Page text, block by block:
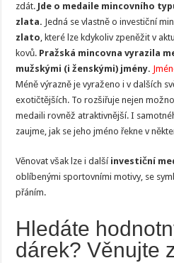
zdát. Jde o medaile mincovního
zlata. Jedná se vlastně o investiční
zlato, které lze kdykoliv zpeněžit v
kovů. Pražská mincovna vyrazila
mužskými (i ženskými) jmény.
Méně výrazně je vyraženo i v dalších
exotičtějších. To rozšiřuje nejen
medaili rovněž atraktivnější. I
zaujme, jak se jeho jméno řekne v
Věnovat však lze i další investiční
oblíbenými sportovními motivy, se
přáním.
Hledáte
dárek? Věnujte